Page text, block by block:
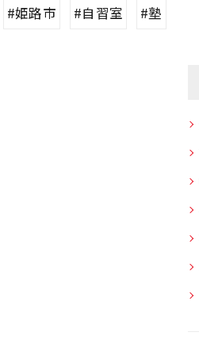
#姫路市 #自習室 #塾